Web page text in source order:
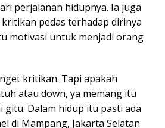
perjalanan hidupnya. Ia juga
pedas terhadap dirinya
motivasi untuk menjadi orang
kritikan. Tapi apakah
atau down, ya memang itu
gitu. Dalam hidup itu pasti ada
di Mampang, Jakarta Selatan